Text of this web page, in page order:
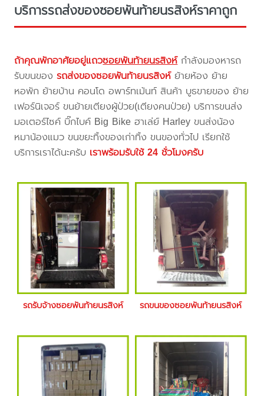
บริการรถส่งของซอยพันท้ายนรสิงห์ราคาถูก
ถ้าคุณพักอาศัยอยู่แถวซอยพันท้ายนรสิงห์กำลังมองหารถ
รับขนของรถส่งของซอยพันท้ายนรสิงห์ย้ายห้อง ย้าย
หอพัก ย้ายบ้าน คอนโด อพาร์ทเม้นท์ สินค้า บูธขายของ ย้าย
เฟอร์นิเจอร์ ขนย้ายเตียงผู้ป่วย(เตียงคนป่วย) บริการขนส่ง
มอเตอร์ไซค์ บิ๊กไบค์ Big Bike ฮาเล่ย์ Harley ขนส่งน้อง
หมาน้องแมว ขนขยะทิ้งของเก่าทิ้ง ขนของทั่วไป เรียกใช้
บริการเราได้นะครับ เราพร้อมรับใช้ 24 ชั่วโมงครับ
รถรับจ้างซอยพันท้ายนรสิงห์ รถขนของซอยพันท้ายนรสิงห์